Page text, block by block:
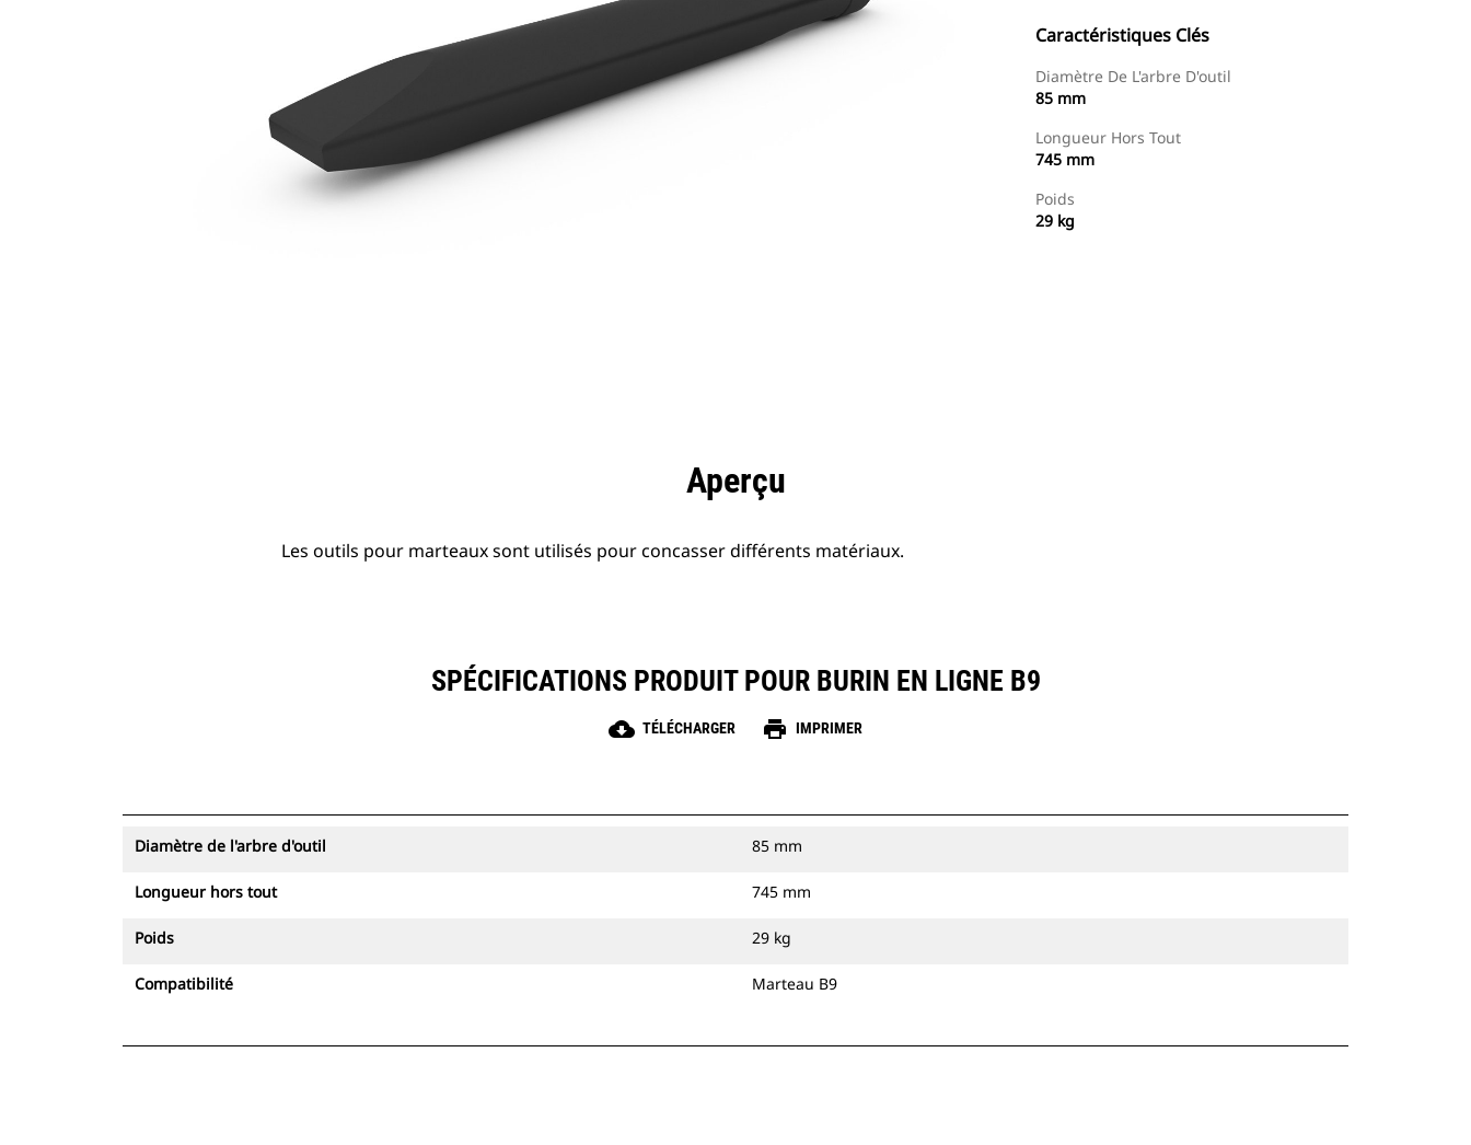
Caractéristiques Clés
Diamètre De L'arbre D'outil
85 mm
Longueur Hors Tout
745 mm
Poids
29 kg
Aperçu
Les outils pour marteaux sont utilisés pour concasser différents matériaux.
SPÉCIFICATIONS PRODUIT POUR BURIN EN LIGNE B9
cloud_download TÉLÉCHARGER print IMPRIMER
Diamètre de l'arbre d'outil 85 mm
Longueur hors tout 745 mm
Poids 29 kg
Compatibilité Marteau B9